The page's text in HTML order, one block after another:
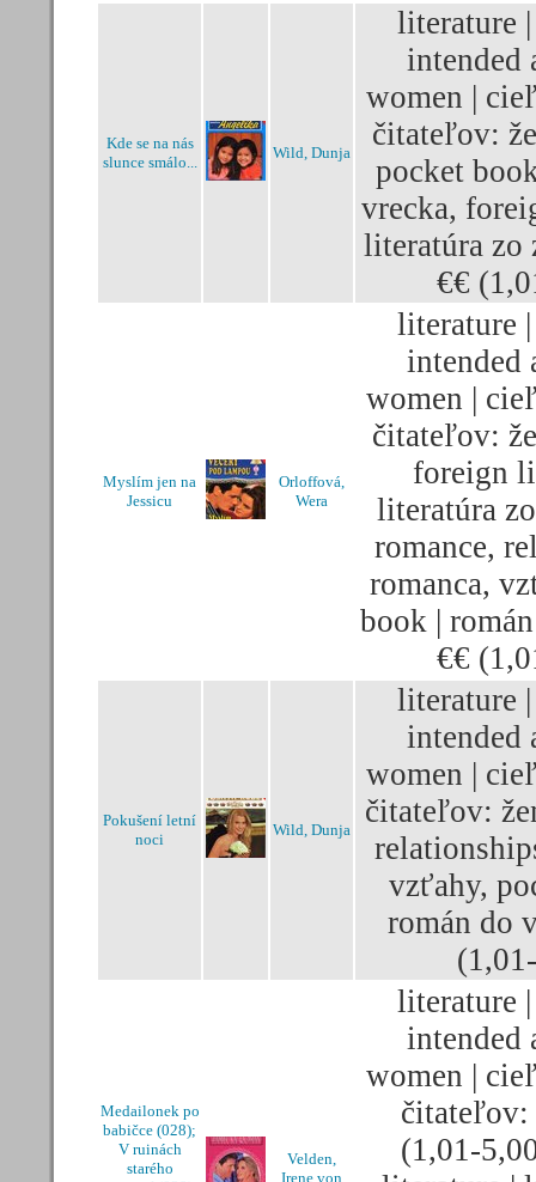
Kde se na nás
slunce smálo...
Wild, Dunja
literature
intended
women |
čitateľov:
pocket
vrecka,
literatúra zo
€€
Myslím jen na
Jessicu
Orloffová,
Wera
literature
intended
women |
čitateľov:
foreign
literatúra
romance,
romanca,
book |
€€
Pokušení letní
noci
Wild, Dunja
literature
intended
women |
čitateľov:
vzťahy,
román do
Medailonek po
babičce (028);
V ruinách
starého
Velden,
Irene von
literature
intended
women |
čitateľov:
(1,01-